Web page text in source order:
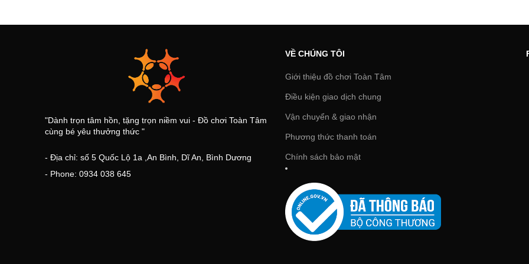
"Dành trọn tâm hồn, tặng trọn niềm vui - Đồ chơi Toàn Tâm
cùng bé yêu thưởng thức "
- Địa chỉ: số 5 Quốc Lộ 1a ,An Bình, Dĩ An, Bình Dương
- Phone: 0934 038 645
VỀ CHÚNG TÔI
Giới thiệu đồ chơi Toàn Tâm
Điều kiện giao dịch chung
Vận chuyển & giao nhận
Phương thức thanh toán
Chính sách bảo mật